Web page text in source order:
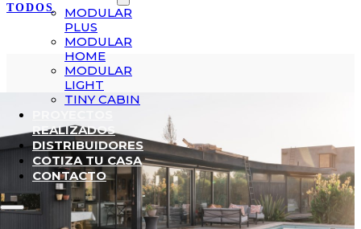
MODULAR
PLUS
MODULAR
HOME
MODULAR
LIGHT
TINY CABIN
REALIZADOS
DISTRIBUIDORES
COTIZA TU CASA
CONTACTO
TODOS